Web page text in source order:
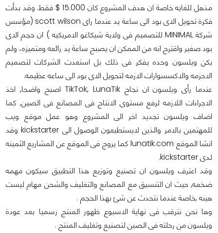
مذهل للغايه خاصة ان هدف المشروع كان 15.000 $ فقط. وقد بدأت
فكرة تحويل الاى بود الى ساعة يد عندما راى scott wilson (مؤسس
شركة MINIMAL للتصميم فى ولاية شيكاغو الامريكيه ) ان حجم الاى
بود صغير واقترح انه من الممكن ان يصبح ساعة يد رائعه ومتميزه، ولم
يكن ويلسون وحده يفكر فى ذلك بل استعدت الشركات لتصميم
الاحزمه والاكسسوارات الازمه لتحويل الاى بود الى ساعه عظيمه.
عندما رأى ويلسون ان نجاح TikTok, LunaTik اصبح واضحا, اخذ
الاجراءات اللازمه لرفع مستوى الانتاج فى المصانع فى الصين, كما
اضاف ويلسون تجديد اخر الى المشروع وهو عمل موقع ويب
للمهتمين بالامر والذين لايستطيعون الوصول الى kickstarter وقد
انشا الموقع lunatik.com كما يروج فى الموقع عن المشاريع الثمينه
لدى kickstarter.
وقد اعترف ويلسون ان تصنيع وتوزيع هذا التطبيق سيكون مهمه
ضخمه, حيث ان التنسيق مع المصانع والتغليف والشحن مهام ليست
هينه ,خاصة عندما نتحدث عن شئ بهذا الحجم .
وها نحن نترقب فى نهاية الاسبوع ظهور المنتج رسميا بعد عودة
ويلسون من رحلته فى الصين لتصنيع وتغليف المنتج .